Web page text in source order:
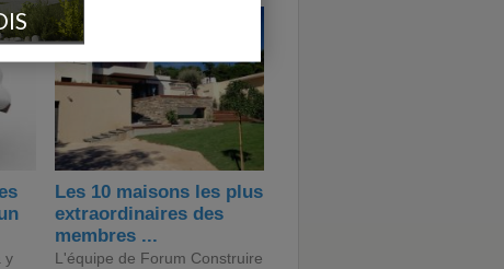
y
Les 10 maisons les plus
extraordinaires des
membres ...
L'équipe de Forum Construire